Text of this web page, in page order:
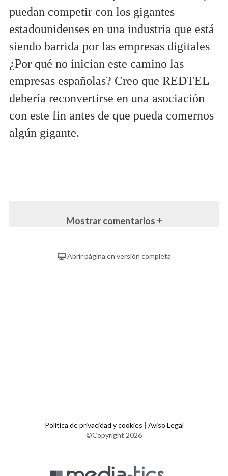
puedan competir con los gigantes
estadounidenses en una industria que está
siendo barrida por las empresas digitales
¿Por qué no inician este camino las
empresas españolas? Creo que REDTEL
debería reconvertirse en una asociación
con este fin antes de que pueda comernos
algún gigante.
Mostrar comentarios +
Abrir página en versión completa
Política de privacidad y cookies | Aviso Legal
©Copyright 2026